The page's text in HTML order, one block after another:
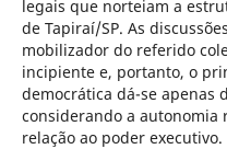
legais que norteiam a
de Tapiraí/SP. As
mobilizador do referido
incipiente e, portanto, o
democrática dá-se apenas
considerando a autonomia
relação ao poder executivo.